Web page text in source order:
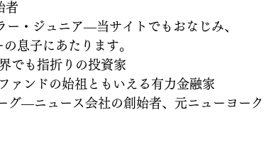
者
・ジュニア―当サイトでもおなじみ、
息子にあたります。
でも指折りの投資家
ァンドの始祖ともいえる有力金融家
グ―ニュース会社の創始者、元ニューヨーク